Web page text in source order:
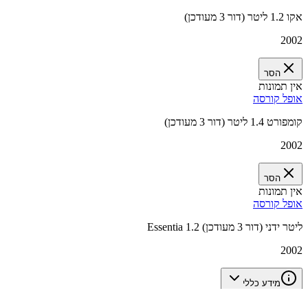
אקו 1.2 ליטר (דור 3 מעודכן)
2002
הסר
אין תמונות
אופל קורסה
קומפורט 1.4 ליטר (דור 3 מעודכן)
2002
הסר
אין תמונות
אופל קורסה
Essentia 1.2 ליטר ידני (דור 3 מעודכן)
2002
מידע כללי